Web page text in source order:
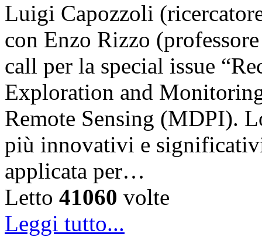
Luigi Capozzoli
con Enzo Rizzo
call per la special issue
Exploration and
Remote Sensing (MDPI).
più innovativi e
applicata per…
Letto 41060 volte
Leggi tutto...